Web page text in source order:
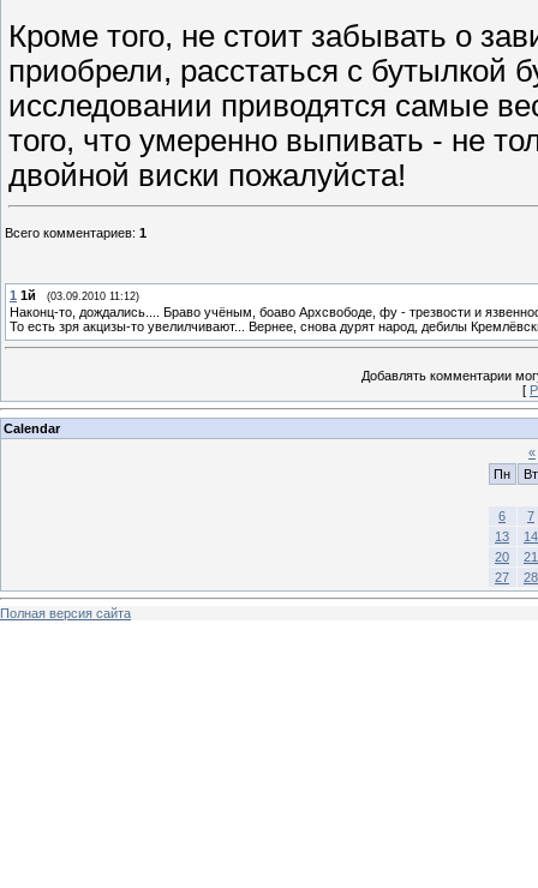
Кроме того, не стоит забывать о
приобрели, расстаться с бутылкой
исследовании приводятся самые
того, что умеренно выпивать - не
двойной виски пожалуйста!
Всего комментариев: 1
1 1й (03.09.2010 11:12)
Наконц-то, дождались.... Браво учёным, боаво Архсвободе, фу - трезвости и
То есть зря акцизы-то увелилчивают... Вернее, снова дурят народ, дебилы
Добавлять комментарии
[
Calendar
«
Пн
Вт
6
7
13
14
20
21
27
28
Полная версия сайта